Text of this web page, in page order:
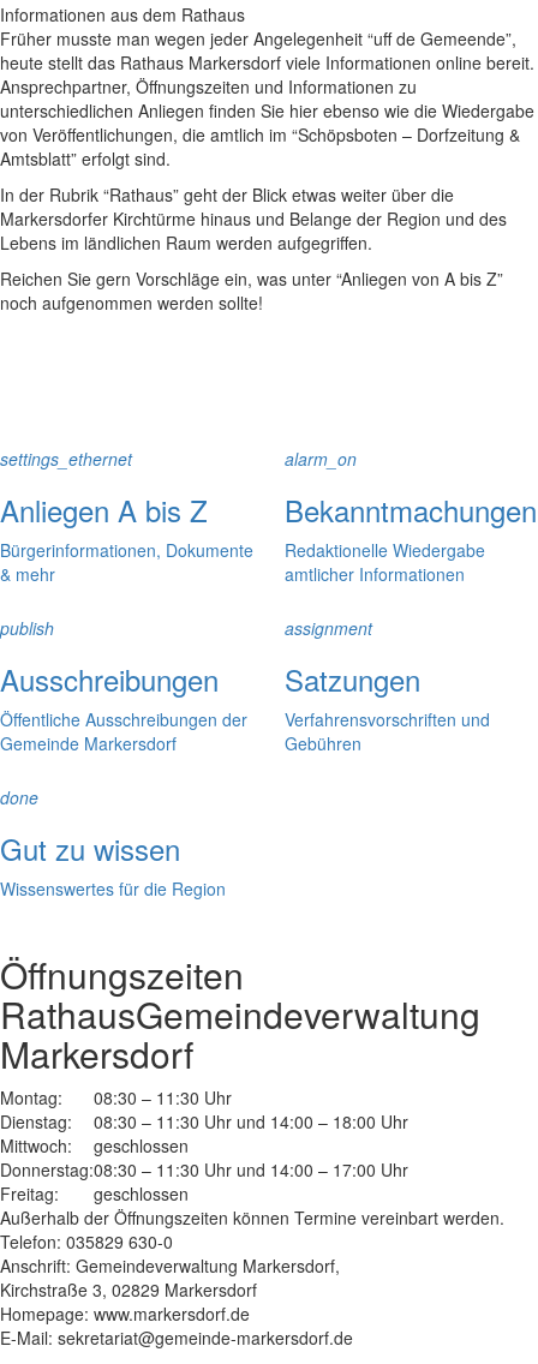
Informationen aus dem Rathaus
Früher musste man wegen jeder Angelegenheit “uff de Gemeende”,
heute stellt das Rathaus Markersdorf viele Informationen online bereit.
Ansprechpartner, Öffnungszeiten und Informationen zu
unterschiedlichen Anliegen finden Sie hier ebenso wie die Wiedergabe
von Veröffentlichungen, die amtlich im “Schöpsboten – Dorfzeitung &
Amtsblatt” erfolgt sind.
In der Rubrik “Rathaus” geht der Blick etwas weiter über die
Markersdorfer Kirchtürme hinaus und Belange der Region und des
Lebens im ländlichen Raum werden aufgegriffen.
Reichen Sie gern Vorschläge ein, was unter “Anliegen von A bis Z”
noch aufgenommen werden sollte!
settings_ethernet
Anliegen A bis Z
Bürgerinformationen, Dokumente
& mehr
alarm_on
Bekanntmachungen
Redaktionelle Wiedergabe
amtlicher Informationen
publish
Ausschreibungen
Öffentliche Ausschreibungen der
Gemeinde Markersdorf
assignment
Satzungen
Verfahrensvorschriften und
Gebühren
done
Gut zu wissen
Wissenswertes für die Region
Öffnungszeiten
RathausGemeindeverwaltung
Markersdorf
Montag:
08:30 – 11:30 Uhr
Dienstag:
08:30 – 11:30 Uhr und 14:00 – 18:00 Uhr
Mittwoch:
geschlossen
Donnerstag:08:30 – 11:30 Uhr und 14:00 – 17:00 Uhr
Freitag:
geschlossen
Außerhalb der Öffnungszeiten können Termine vereinbart werden.
Telefon: 035829 630-0
Anschrift: Gemeindeverwaltung Markersdorf,
Kirchstraße 3, 02829 Markersdorf
Homepage: www.markersdorf.de
E-Mail: sekretariat@gemeinde-markersdorf.de